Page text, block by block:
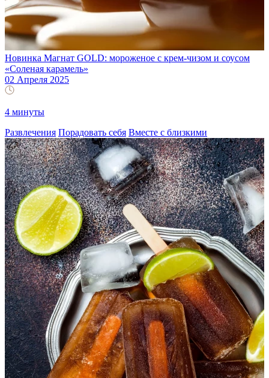
Новинка Магнат GOLD: мороженое с крем-чизом и соусом
«Соленая карамель»
02 Апреля 2025
4 минуты
Развлечения Порадовать себя Вместе с близкими